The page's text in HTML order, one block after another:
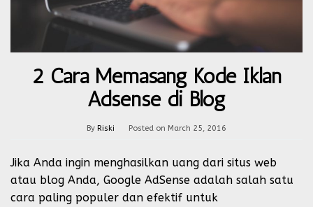
2 Cara Memasang Kode Iklan
Adsense di Blog
By Riski Posted on March 25, 2016
Jika Anda ingin menghasilkan uang dari situs web
atau blog Anda, Google AdSense adalah salah satu
cara paling populer dan efektif untuk